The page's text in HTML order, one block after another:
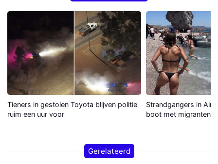
Tieners in gestolen Toyota blijven politie
ruim een uur voor
Strandgangers in
boot met migranten
Gerelateerd